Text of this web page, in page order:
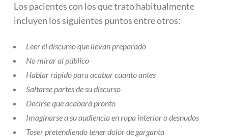
Los pacientes con los que trato habitualmente
incluyen los siguientes puntos entre otros:
Leer el discurso que llevan preparado
No mirar al público
Hablar rápido para acabar cuanto antes
Saltarse partes de su discurso
Decirse que acabará pronto
Imaginarse a su audiencia en ropa interior o desnudos
Toser pretendiendo tener dolor de garganta